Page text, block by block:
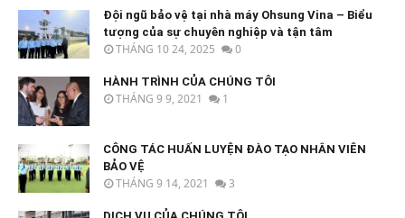
Đội ngũ bảo vệ tại nhà máy Ohsung Vina – Biểu
tượng của sự chuyên nghiệp và tận tâm
THÁNG 10 24, 2025 0
HÀNH TRÌNH CỦA CHÚNG TÔI
THÁNG 9 9, 2021 1
CÔNG TÁC HUẤN LUYỆN ĐÀO TẠO NHÂN VIÊN
BẢO VỆ
THÁNG 9 14, 2021 3